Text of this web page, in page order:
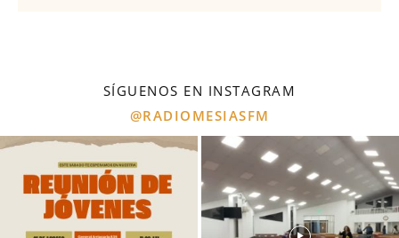
SÍGUENOS EN INSTAGRAM
@RADIOMESIASFM